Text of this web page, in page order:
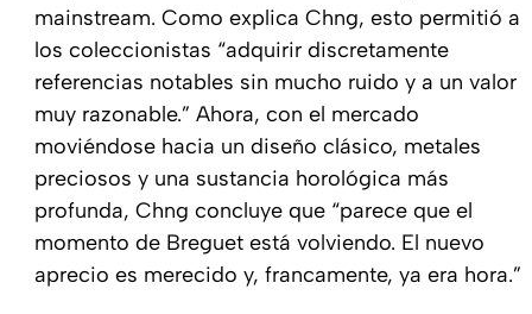
mainstream. Como explica Chng, esto permitió a
los coleccionistas “adquirir discretamente
referencias notables sin mucho ruido y a un valor
muy razonable.” Ahora, con el mercado
moviéndose hacia un diseño clásico, metales
preciosos y una sustancia horológica más
profunda, Chng concluye que “parece que el
momento de Breguet está volviendo. El nuevo
aprecio es merecido y, francamente, ya era hora.”